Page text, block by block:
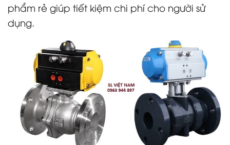
phẩm rẻ giúp tiết kiệm chi phí cho người sử
dụng.